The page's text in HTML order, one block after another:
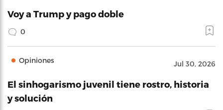
Voy a Trump y pago doble
0
Opiniones Jul 30, 2026
El sinhogarismo juvenil tiene rostro, historia
y solución